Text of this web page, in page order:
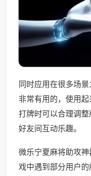
同时应用在很多场
非常有用的，使用
打牌时可以合理调
好友间互动乐趣。
微乐宁夏麻将助攻
戏中遇到部分用户